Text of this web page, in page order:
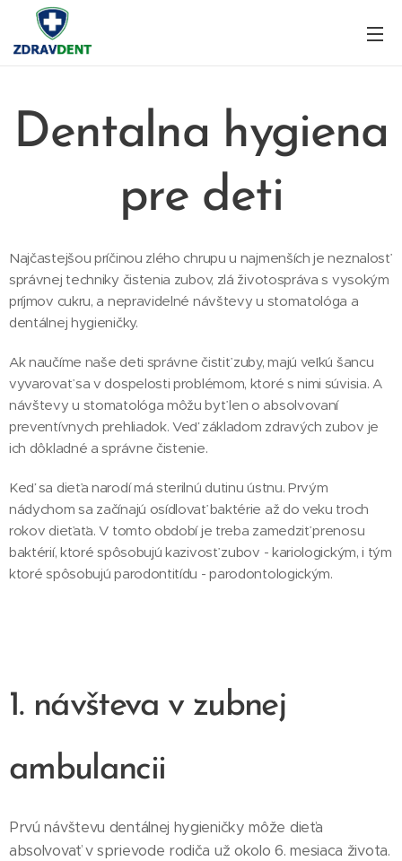
Dentalna hygiena
pre deti
Najčastejšou príčinou zlého chrupu u najmenších je neznalosť
správnej techniky čistenia zubov, zlá životospráva s vysokým
príjmov cukru, a nepravidelné návštevy u stomatológa a
dentálnej hygieničky.
Ak naučíme naše deti správne čistiť zuby, majú veľkú šancu
vyvarovať sa v dospelosti problémom, ktoré s nimi súvisia. A
návštevy u stomatológa môžu byť len o absolvovaní
preventívnych prehliadok. Veď základom zdravých zubov je
ich dôkladné a správne čistenie.
Keď sa dieťa narodí má sterilnú dutinu ústnu. Prvým
nádychom sa začínajú osídlovať baktérie až do veku troch
rokov dieťaťa. V tomto období je treba zamedziť prenosu
baktérií, ktoré spôsobujú kazivosť zubov - kariologickým, i tým
ktoré spôsobujú parodontitídu - parodontologickým.
1. návšteva v zubnej
ambulancii
Prvú návštevu dentálnej hygieničky môže dieťa
absolvovať v sprievode rodiča už okolo 6. mesiaca života.